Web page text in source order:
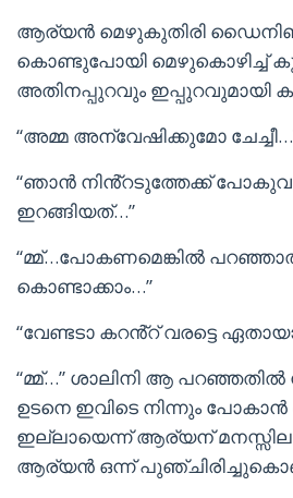
ആര്യൻ മെഴുകുതിരി
കൊണ്ടുപോയി മെഴുകൊഴിച്ച്
അതിനപ്പുറവും ഇപ്പുറവുമായി
“അമ്മ അന്വേഷിക്കുമോ
“ഞാൻ നിൻ്റടുത്തേക്ക്
ഇറങ്ങിയത്…”
“മ്മ്…പോകണമെങ്കിൽ
കൊണ്ടാക്കാം…”
“വേണ്ടടാ കറൻ്റ് വരട്ടെ
“മ്മ്…” ശാലിനി ആ
ഉടനെ ഇവിടെ നിന്നും
ഇല്ലായെന്ന് ആര്യന്
ആര്യൻ ഒന്ന്